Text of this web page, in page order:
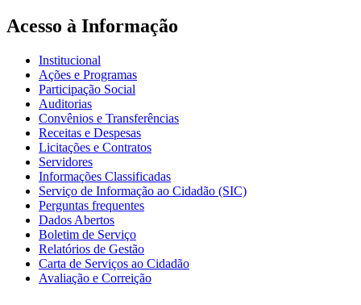
Acesso à Informação
Institucional
Ações e Programas
Participação Social
Auditorias
Convênios e Transferências
Receitas e Despesas
Licitações e Contratos
Servidores
Informações Classificadas
Serviço de Informação ao Cidadão (SIC)
Perguntas frequentes
Dados Abertos
Boletim de Serviço
Relatórios de Gestão
Carta de Serviços ao Cidadão
Avaliação e Correição